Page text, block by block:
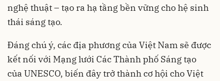
nghệ thuật – tạo ra hạ tầng bền vững cho hệ sinh
thái sáng tạo.
Đáng chú ý, các địa phương của Việt Nam sẽ được
kết nối với Mạng lưới Các Thành phố Sáng tạo
của UNESCO, biến đây trở thành cơ hội cho Việt